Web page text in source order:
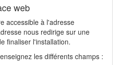
web
accessible à l'​adresse
nous redirige sur une
finaliser l'installation.
les différents champs :